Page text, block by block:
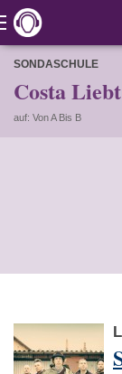
SONDASCHULE
Costa
auf: Von A Bis B